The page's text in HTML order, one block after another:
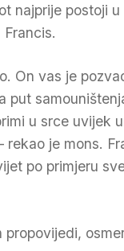
najprije postoji
On vas je
put
u srce uvijek
rekao je mons.
po primjeru